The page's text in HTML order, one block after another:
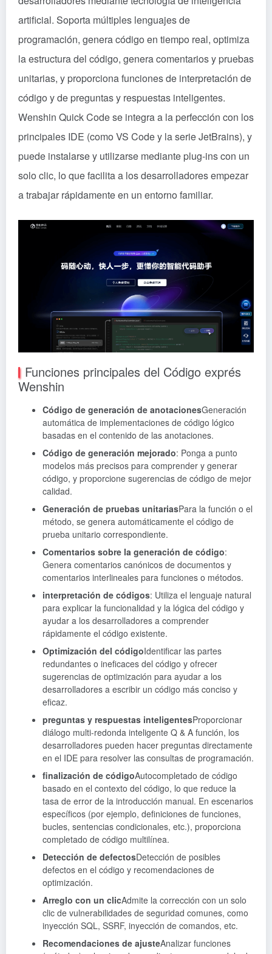
artificial. Soporta múltiples lenguajes de
programación, genera código en tiempo real, optimiza
la estructura del código, genera comentarios y pruebas
unitarias, y proporciona funciones de interpretación de
código y de preguntas y respuestas inteligentes.
Wenshin Quick Code se integra a la perfección con los
principales IDE (como VS Code y la serie JetBrains), y
puede instalarse y utilizarse mediante plug-ins con un
solo clic, lo que facilita a los desarrolladores empezar
a trabajar rápidamente en un entorno familiar.
Funciones principales del Código exprés
Wenshin
Código de generación de anotacionesGeneración
automática de implementaciones de código lógico
basadas en el contenido de las anotaciones.
Código de generación mejorado: Ponga a punto
modelos más precisos para comprender y generar
código, y proporcione sugerencias de código de mejor
calidad.
Generación de pruebas unitariasPara la función o el
método, se genera automáticamente el código de
prueba unitario correspondiente.
Comentarios sobre la generación de código:
Genera comentarios canónicos de documentos y
comentarios interlineales para funciones o métodos.
interpretación de códigos: Utiliza el lenguaje natural
para explicar la funcionalidad y la lógica del código y
ayudar a los desarrolladores a comprender
rápidamente el código existente.
Optimización del códigoIdentificar las partes
redundantes o ineficaces del código y ofrecer
sugerencias de optimización para ayudar a los
desarrolladores a escribir un código más conciso y
eficaz.
preguntas y respuestas inteligentesProporcionar
diálogo multi-redonda inteligente Q & A función, los
desarrolladores pueden hacer preguntas directamente
en el IDE para resolver las consultas de programación.
finalización de códigoAutocompletado de código
basado en el contexto del código, lo que reduce la
tasa de error de la introducción manual. En escenarios
específicos (por ejemplo, definiciones de funciones,
bucles, sentencias condicionales, etc.), proporciona
completado de código multilínea.
Detección de defectosDetección de posibles
defectos en el código y recomendaciones de
optimización.
Arreglo con un clicAdmite la corrección con un solo
clic de vulnerabilidades de seguridad comunes, como
inyección SQL, SSRF, inyección de comandos, etc.
Recomendaciones de ajusteAnalizar funciones